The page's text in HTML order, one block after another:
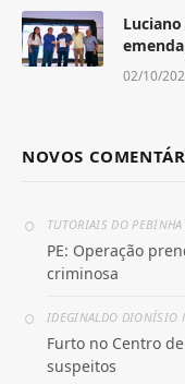
02/10/
NOVOS
TUTORIAIS DO PEBINHA
PE: Operação
criminosa
IDEGINALDO DIONÍSIO
Furto no Centro
suspeitos